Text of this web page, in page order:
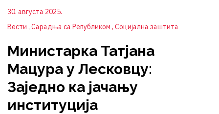
30. августа 2025.
Вести Сарадња са Републиком Социјална заштита
Министарка Татјана
Мацура у Лесковцу:
Заједно ка јачању
институција